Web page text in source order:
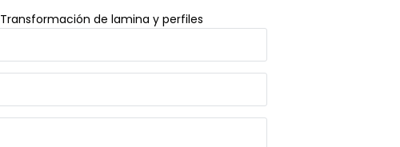
Transformación de lamina y perfiles